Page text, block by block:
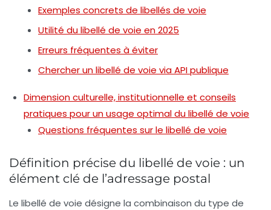
Exemples concrets de libellés de voie
Utilité du libellé de voie en 2025
Erreurs fréquentes à éviter
Chercher un libellé de voie via API publique
Dimension culturelle, institutionnelle et conseils
pratiques pour un usage optimal du libellé de voie
Questions fréquentes sur le libellé de voie
Définition précise du libellé de voie : un
élément clé de l’adressage postal
Le libellé de voie désigne la combinaison du type de